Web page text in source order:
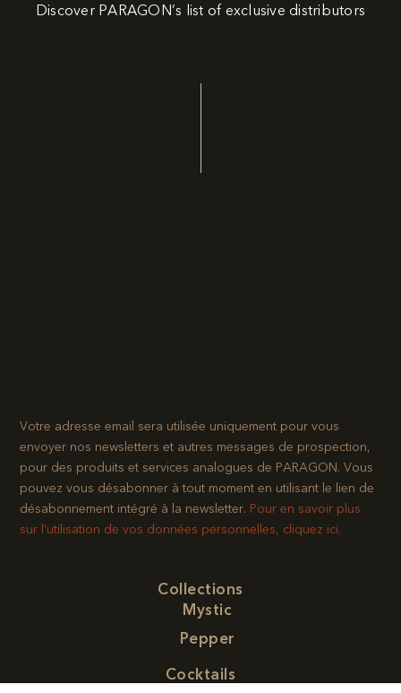
Discover PARAGON’s list of exclusive distributors
Votre adresse email sera utilisée uniquement pour vous
envoyer nos newsletters et autres messages de prospection,
pour des produits et services analogues de PARAGON. Vous
pouvez vous désabonner à tout moment en utilisant le lien de
désabonnement intégré à la newsletter.​ Pour en savoir plus
sur l’utilisation de vos données personnelles, cliquez ici.
Collections
Mystic
Pepper
Cocktails